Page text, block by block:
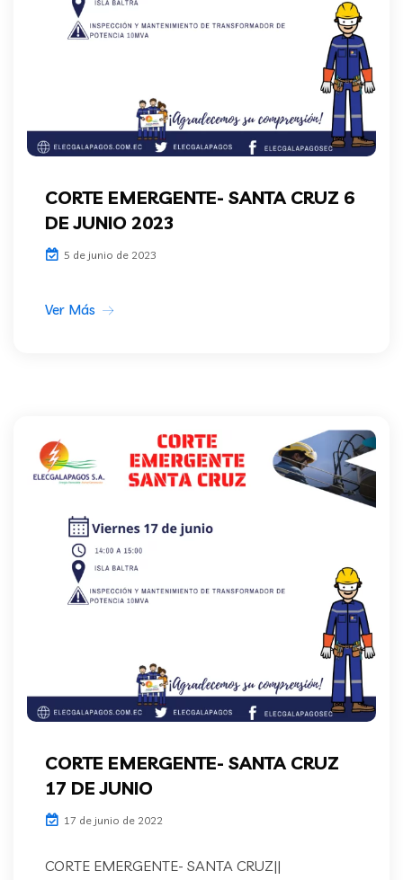
CORTE EMERGENTE- SANTA CRUZ 6
DE JUNIO 2023
5 de junio de 2023
Ver Más
CORTE EMERGENTE- SANTA CRUZ
17 DE JUNIO
17 de junio de 2022
CORTE EMERGENTE- SANTA CRUZ||